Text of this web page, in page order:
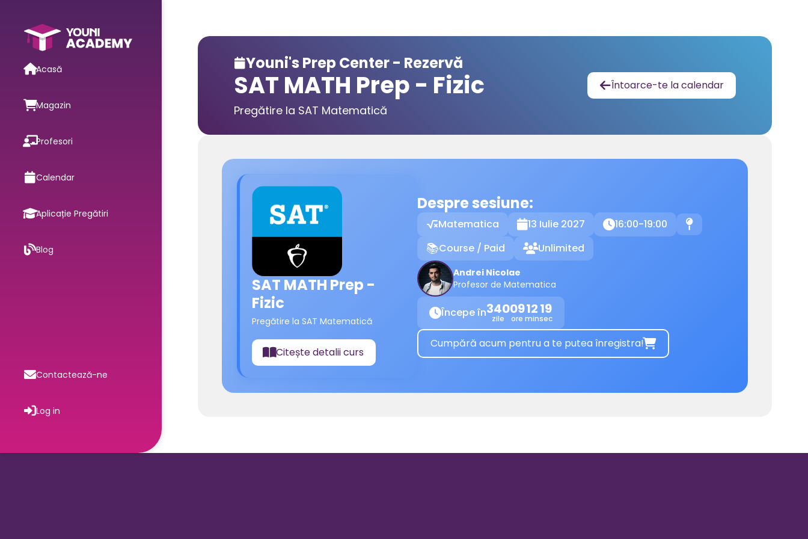
Acasă
Magazin
Profesori
Calendar
Aplicație Pregătiri
Blog
Contactează-ne
Log in
Youni's Prep Center - Rezervă
SAT MATH Prep - Fizic
Pregătire la SAT Matematică
Întoarce-te la calendar
SAT MATH Prep -
Fizic
Pregătire la SAT Matematică
📖Citește detalii curs
Despre sesiune:
Matematica 13 Iulie 2027 16:00-19:00
📍
📚Course / Paid Unlimited
Andrei Nicolae
Profesor de Matematica
Începe în340
zile
09
ore
12
min
19
sec
Cumpără acum pentru a te putea înregistra!